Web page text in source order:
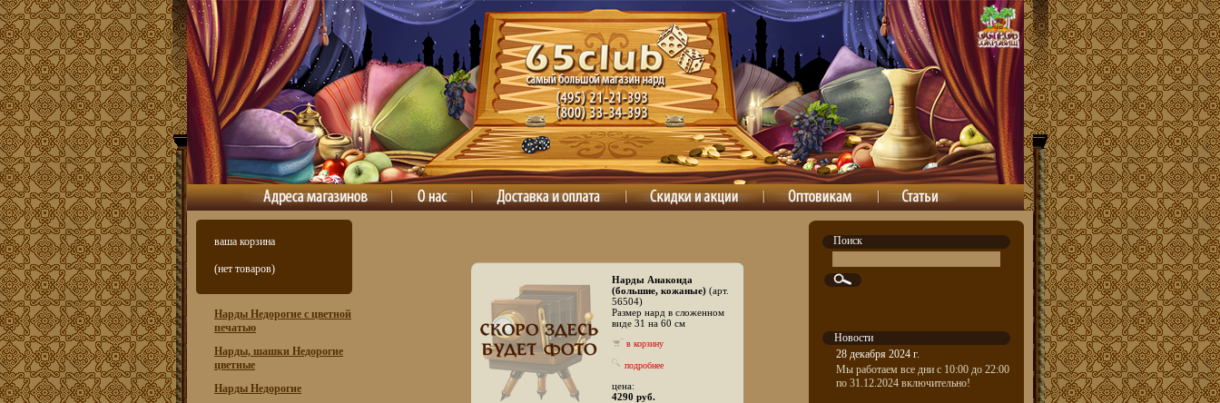
ваша корзина
(нет товаров)
Нарды Недорогие с цветной
печатью
Нарды, шашки Недорогие
цветные
Нарды Недорогие
Нарды Анаконда
(большие, кожаные) (арт.
56504)
Размер нард в сложенном
виде 31 на 60 см
в корзину
подробнее
цена:
4290 руб.
Поиск
Новости
28 декабря 2024 г.
Мы работаем все дни с 10:00 до 22:00
по 31.12.2024 включительно!